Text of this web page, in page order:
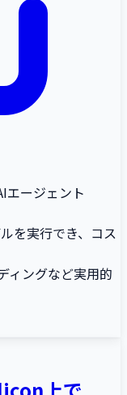
エージェント
を実行でき、コス
ィングなど実用的